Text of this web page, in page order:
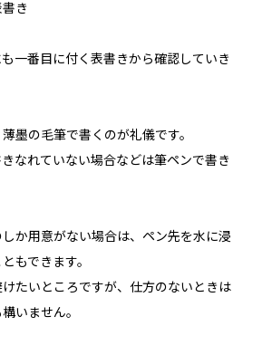
き
一番目に付く表書きから確認していき
墨の毛筆で書くのが礼儀です。
なれていない場合などは筆ペンで書き
か用意がない場合は、ペン先を水に浸
もできます。
たいところですが、仕方のないときは
いません。